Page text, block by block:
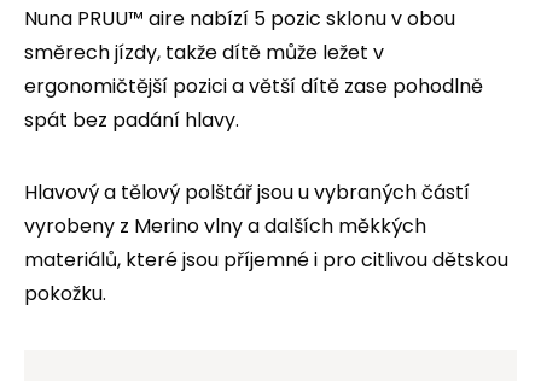
Nuna PRUU™ aire nabízí 5 pozic sklonu v obou
směrech jízdy, takže dítě může ležet v
ergonomičtější pozici a větší dítě zase pohodlně
spát bez padání hlavy.
Hlavový a tělový polštář jsou u vybraných částí
vyrobeny z Merino vlny a dalších měkkých
materiálů, které jsou příjemné i pro citlivou dětskou
pokožku.